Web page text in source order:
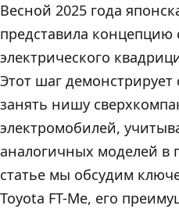
Весной 2025 года
представила концепцию
электрического
Этот шаг
занять нишу
электромобилей,
аналогичных моделей
статье мы обсудим
Toyota FT-Me, его